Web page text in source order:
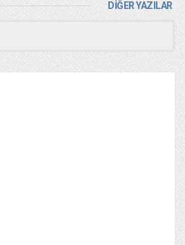
DİĞER YAZILAR